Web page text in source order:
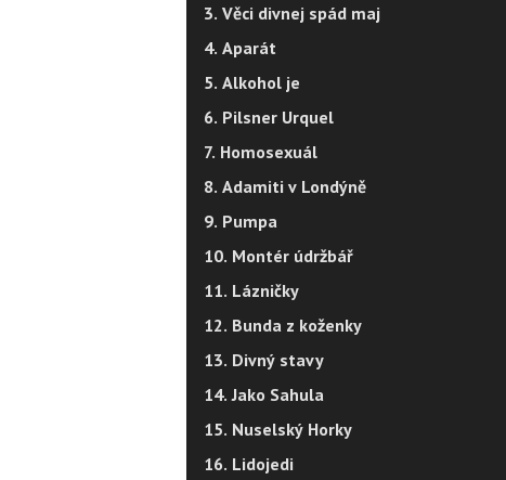
3. Věci divnej spád maj
4. Aparát
5. Alkohol je
6. Pilsner Urquel
7. Homosexuál
8. Adamiti v Londýně
9. Pumpa
10. Montér údržbář
11. Lázničky
12. Bunda z koženky
13. Divný stavy
14. Jako Sahula
15. Nuselský Horky
16. Lidojedi